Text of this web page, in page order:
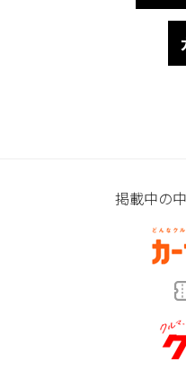
掲載中の